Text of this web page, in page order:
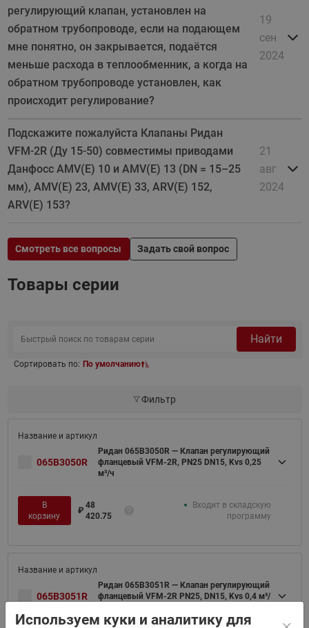
регулирующий клапан, установлен на
обратном трубопроводе, если на подающем
мне понятно, он закрывается, подаётся
меньше расхода в теплообменник, а когда на
обратном трубопроводе установлен, как
происходит регулирование?
19
сен
2024
Подскажите пожалуйста Клапаны Ридан
VFM-2R (Ду 15-50) совместимы приводами
Данфосс AMV(E) 10 и AMV(E) 13 (DN = 15–25
мм), AMV(E) 23, AMV(E) 33, ARV(E) 152,
ARV(E) 153?
21
авг
2024
Смотреть все вопросы Задать свой вопрос
Товары серии
Найти
Сортировать по: По умолчанию
Фильтр
065B3050R
Ридан 065B3050R — Клапан регулирующий
фланцевый VFM-2R, PN25 DN15, Kvs 0,25
м³/ч
В
корзину
₽
48
420.75
Входит в складскую
программу
065B3051R
Ридан 065B3051R — Клапан регулирующий
фланцевый VFM-2R PN25, DN15, Kvs 0,4 м³/
Используем куки и аналитику для